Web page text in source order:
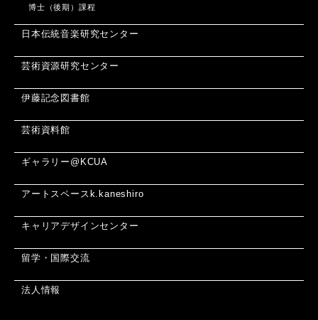
博士（後期）課程
日本伝統音楽研究センター
芸術資源研究センター
伊藤記念図書館
芸術資料館
ギャラリー@KCUA
アートスペースk.kaneshiro
キャリアデザインセンター
留学・国際交流
法人情報